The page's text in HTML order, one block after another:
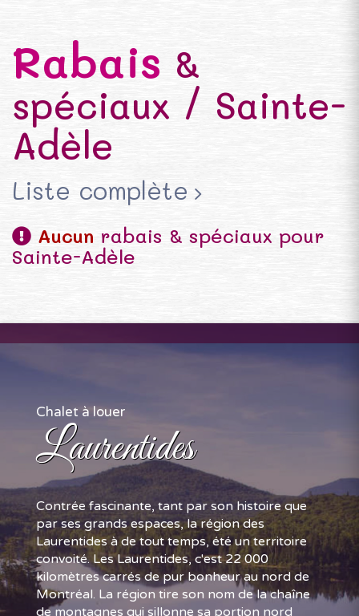
Rabais &
spéciaux / Sainte-
Adèle
Liste complète
Aucun rabais & spéciaux pour
Sainte-Adèle
Chalet à louer
Laurentides
Contrée fascinante, tant par son histoire que
par ses grands espaces, la région des
Laurentides à de tout temps, été un territoire
convoité. Les Laurentides, c'est 22 000
kilomètres carrés de pur bonheur au nord de
Montréal. La région tire son nom de la chaîne
de montagnes qui sillonne sa portion nord